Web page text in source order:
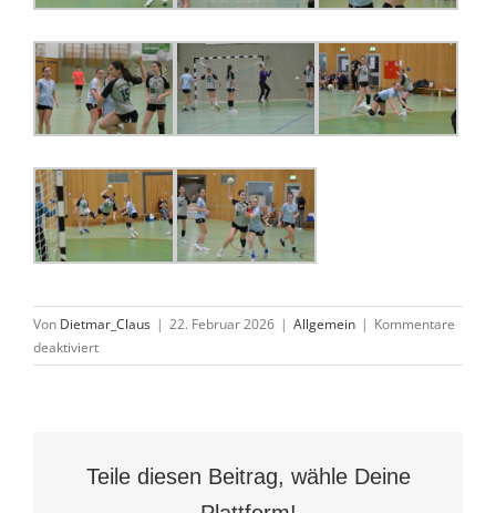
Von Dietmar_Claus | 22. Februar 2026 | Allgemein | Kommentare
deaktiviertfür
wC
der
Teile diesen Beitrag, wähle Deine